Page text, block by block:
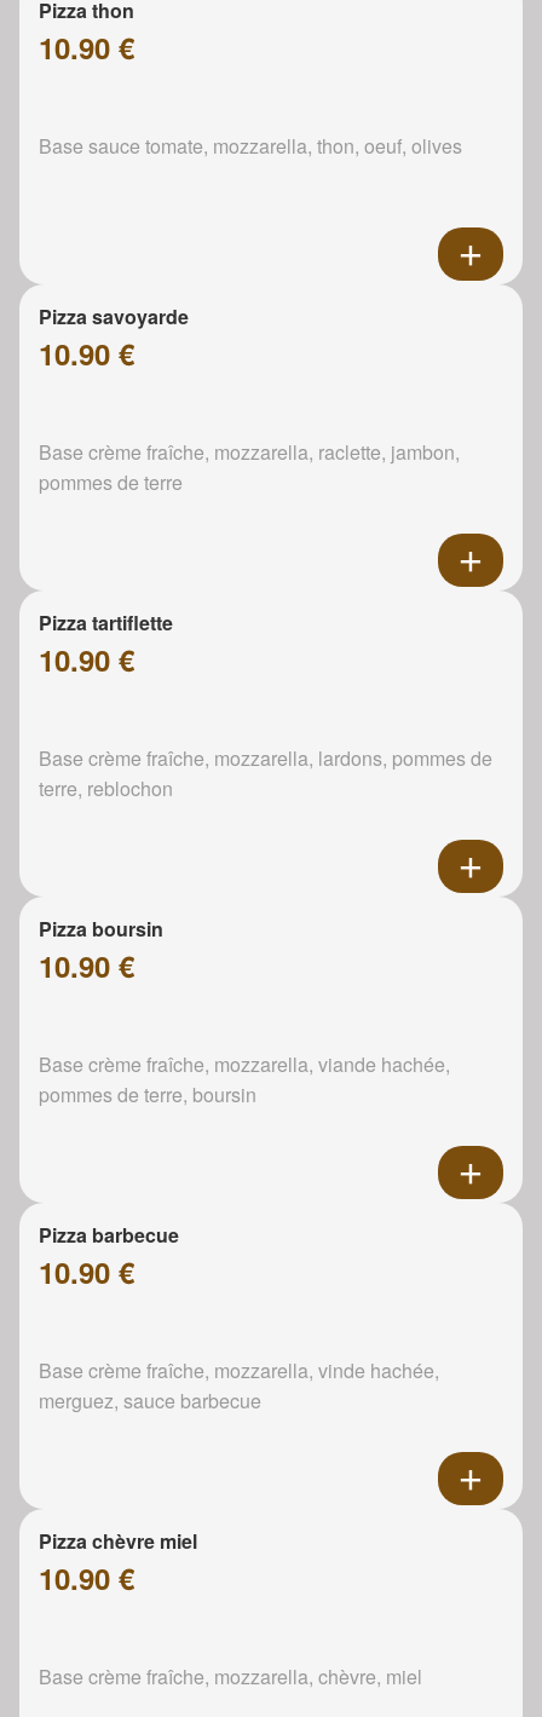
Pizza thon
10.90 €
Base sauce tomate, mozzarella, thon, oeuf, olives
Pizza savoyarde
10.90 €
Base crème fraîche, mozzarella, raclette, jambon,
pommes de terre
Pizza tartiflette
10.90 €
Base crème fraîche, mozzarella, lardons, pommes de
terre, reblochon
Pizza boursin
10.90 €
Base crème fraîche, mozzarella, viande hachée,
pommes de terre, boursin
Pizza barbecue
10.90 €
Base crème fraîche, mozzarella, vinde hachée,
merguez, sauce barbecue
Pizza chèvre miel
10.90 €
Base crème fraîche, mozzarella, chèvre, miel